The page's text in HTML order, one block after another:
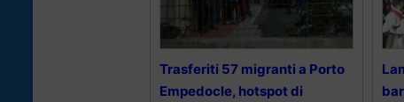
Trasferiti 57 migranti a Porto
Empedocle, hotspot di